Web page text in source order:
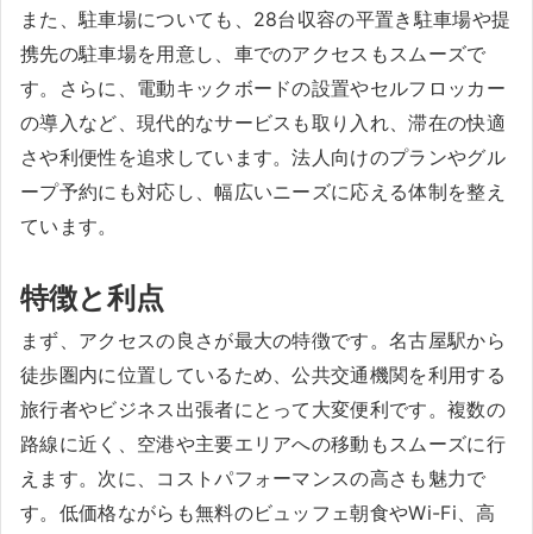
また、駐車場についても、28台収容の平置き駐車場や提
携先の駐車場を用意し、車でのアクセスもスムーズで
す。さらに、電動キックボードの設置やセルフロッカー
の導入など、現代的なサービスも取り入れ、滞在の快適
さや利便性を追求しています。法人向けのプランやグル
ープ予約にも対応し、幅広いニーズに応える体制を整え
ています。
特徴と利点
まず、アクセスの良さが最大の特徴です。名古屋駅から
徒歩圏内に位置しているため、公共交通機関を利用する
旅行者やビジネス出張者にとって大変便利です。複数の
路線に近く、空港や主要エリアへの移動もスムーズに行
えます。次に、コストパフォーマンスの高さも魅力で
す。低価格ながらも無料のビュッフェ朝食やWi-Fi、高